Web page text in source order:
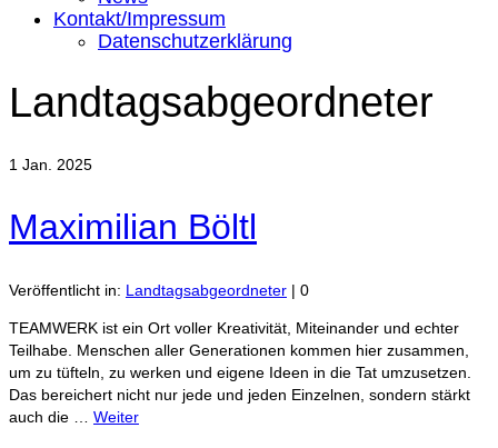
Kontakt/Impressum
Datenschutzerklärung
Landtagsabgeordneter
1 Jan. 2025
Maximilian Böltl
Veröffentlicht in: Landtagsabgeordneter | 0
TEAMWERK ist ein Ort voller Kreativität, Miteinander und echter
Teilhabe. Menschen aller Generationen kommen hier zusammen,
um zu tüfteln, zu werken und eigene Ideen in die Tat umzusetzen.
Das bereichert nicht nur jede und jeden Einzelnen, sondern stärkt
auch die … Weiter